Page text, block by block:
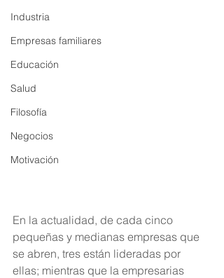
Industria
Empresas familiares
Educación
Salud
Filosofía
Negocios
Motivación
En la actualidad, de cada cinco
pequeñas y medianas empresas que
se abren, tres están lideradas por
ellas; mientras que la empresarias